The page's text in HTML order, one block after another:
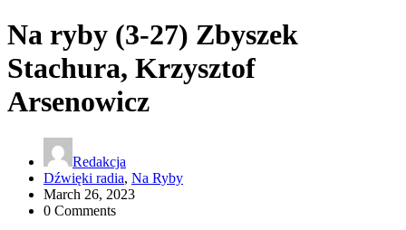
Na ryby (3-27) Zbyszek
Stachura, Krzysztof
Arsenowicz
Redakcja
Dźwięki radia, Na Ryby
March 26, 2023
0 Comments